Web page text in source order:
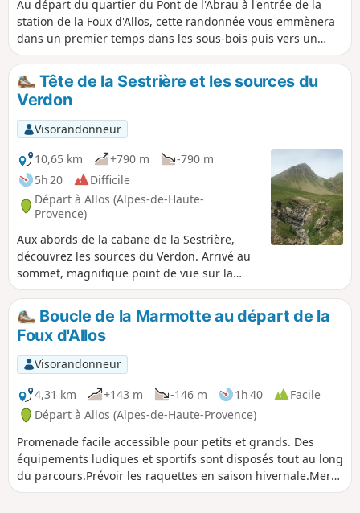
Au départ du quartier du Pont de l'Abrau à l'entrée de la
station de la Foux d'Allos, cette randonnée vous emmènera
dans un premier temps dans les sous-bois puis vers un
paysage ouvert avec une vue imprenable.
Tête de la Sestrière et les sources du
Verdon
Visorandonneur
10,65 km
+790 m
-790 m
5h 20
Difficile
Départ à Allos (Alpes-de-Haute-
Provence)
Aux abords de la cabane de la Sestrière,
découvrez les sources du Verdon. Arrivé au
sommet, magnifique point de vue sur la
Grande Séolane, les vallées de la Blanche du
Laverq, d'Allos et de l'Ubaye.
Boucle de la Marmotte au départ de la
Foux d'Allos
Visorandonneur
4,31 km
+143 m -146 m 1h 40
Facile
Départ à Allos (Alpes-de-Haute-Provence)
Promenade facile accessible pour petits et grands. Des
équipements ludiques et sportifs sont disposés tout au long
du parcours.Prévoir les raquettes en saison hivernale.Merci
de respecter la règlementation de l'espace protégé du Val